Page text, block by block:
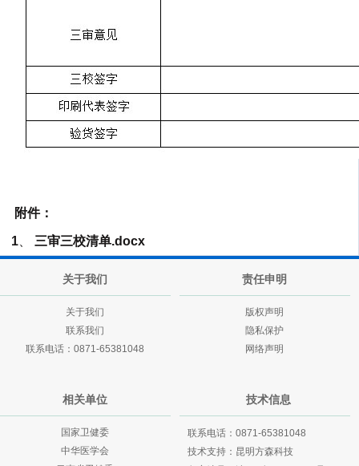
附件：
1 三审三校清单.docx
关于我们
关于我们
联系我们
联系电话：0871-65381048
责任申明
版权声明
隐私保护
网络声明
相关单位
国家卫健委
中华医学会
技术信息
联系电话：0871-65381048
技术支持： 昆明方森科技